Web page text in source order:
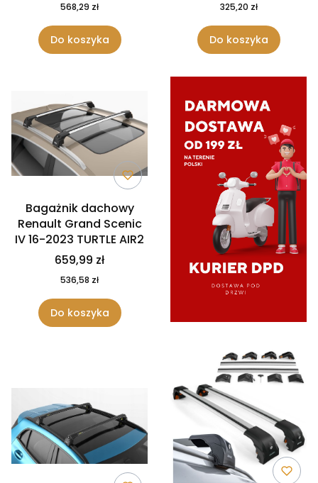
568,29 zł
Do koszyka
325,20 zł
Do koszyka
Bagażnik dachowy
Renault Grand Scenic
IV 16-2023 TURTLE AIR2
659,99 zł
536,58 zł
Do koszyka